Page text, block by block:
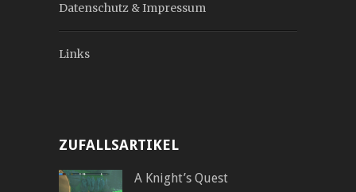
Datenschutz & Impressum
Links
ZUFALLSARTIKEL
A Knight’s Quest